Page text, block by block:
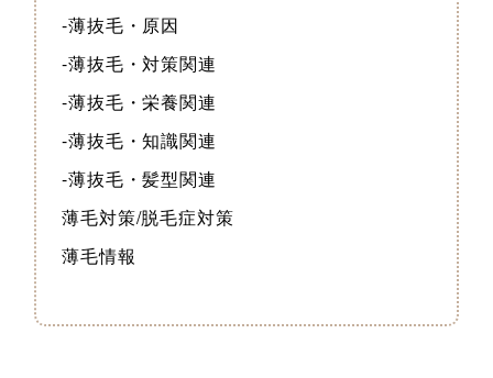
-薄抜毛・原因
-薄抜毛・対策関連
-薄抜毛・栄養関連
-薄抜毛・知識関連
-薄抜毛・髪型関連
薄毛対策/脱毛症対策
薄毛情報